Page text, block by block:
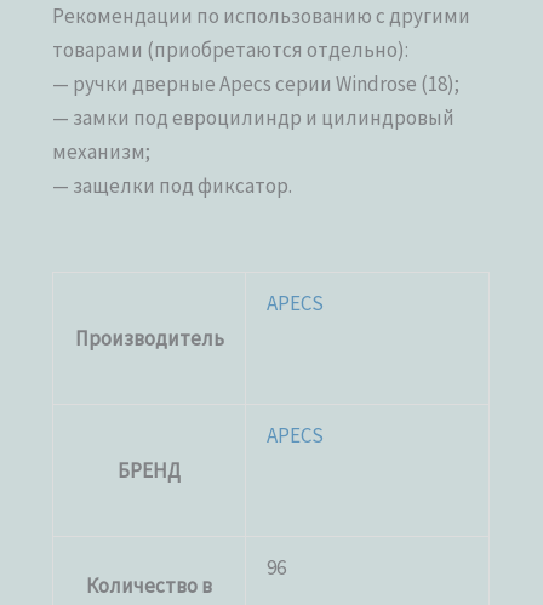
Рекомендации по использованию с другими
товарами (приобретаются отдельно):
— ручки дверные Apecs серии Windrose (18);
— замки под евроцилиндр и цилиндровый
механизм;
— защелки под фиксатор.
Производитель
APECS
БРЕНД
APECS
Количество в
96